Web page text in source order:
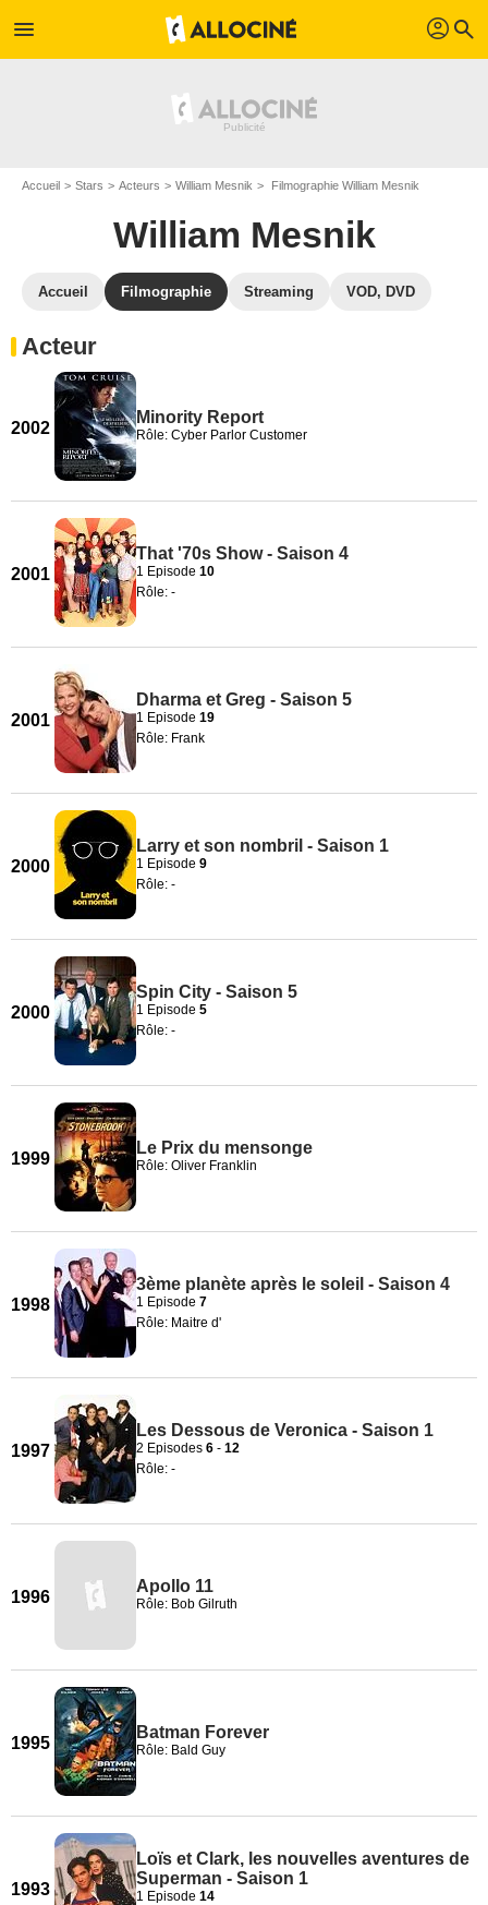
menu profil search
Accueil Stars Acteurs William Mesnik Filmographie William Mesnik
William Mesnik
Accueil Filmographie Streaming VOD, DVD
Acteur
2002
Minority Report
Rôle: Cyber Parlor Customer
2001
That '70s Show - Saison 4
1 Episode 10
Rôle: -
2001
Dharma et Greg - Saison 5
1 Episode 19
Rôle: Frank
2000
Larry et son nombril - Saison 1
1 Episode 9
Rôle: -
2000
Spin City - Saison 5
1 Episode 5
Rôle: -
1999
Le Prix du mensonge
Rôle: Oliver Franklin
1998
3ème planète après le soleil - Saison 4
1 Episode 7
Rôle: Maitre d'
1997
Les Dessous de Veronica - Saison 1
2 Episodes 6 - 12
Rôle: -
1996
Apollo 11
Rôle: Bob Gilruth
1995
Batman Forever
Rôle: Bald Guy
1993
Loïs et Clark, les nouvelles aventures de
Superman - Saison 1
1 Episode 14